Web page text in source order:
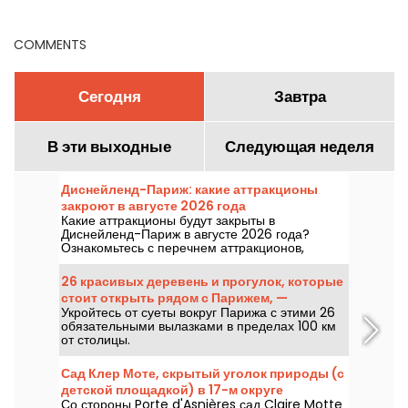
COMMENTS
Сегодня Завтра
В эти выходные Следующая неделя
Диснейленд-Париж: какие аттракционы
закроют в августе 2026 года
Какие аттракционы будут закрыты в
Диснейленд-Париж в августе 2026 года?
Ознакомьтесь с перечнем аттракционов,
временно недоступных из-за обслуживания
или реконструкции, чтобы спланировать свой
визит в парки Disney.
26 красивых деревень и прогулок, которые
стоит открыть рядом с Парижем, —
сокровища Иль-де-Франс
Укройтесь от суеты вокруг Парижа с этими 26
обязательными вылазками в пределах 100 км
от столицы.
Сад Клер Моте, скрытый уголок природы (с
детской площадкой) в 17-м округе
Со стороны Porte d'Asnières сад Claire Motte